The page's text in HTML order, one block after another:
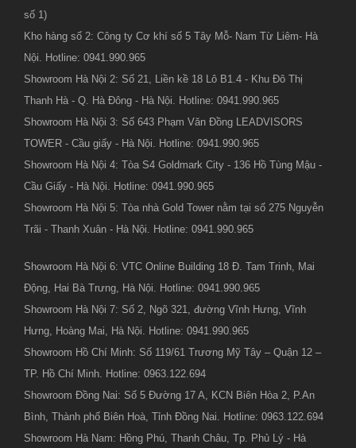
số 1)
Kho hàng số 2: Công ty Cơ khí số 5 Tây Mỗ- Nam Từ Liêm- Hà
Nội. Hotline: 0941.990.965
Showroom Hà Nội 2: Số 21, Liền kề 18 Lô B1.4 - Khu Đô Thị
Thanh Hà - Q. Hà Đông - Hà Nội. Hotline: 0941.990.965
Showroom Hà Nội 3: Số 643 Phạm Văn Đồng LEADVISORS
TOWER - Cầu giấy - Hà Nội. Hotline: 0941.990.965
Showroom Hà Nội 4: Tòa S4 Goldmark City - 136 Hồ Tùng Mậu -
Cầu Giấy - Hà Nội. Hotline: 0941.990.965
Showroom Hà Nội 5: Tòa nhà Gold Tower nằm tại số 275 Nguyễn
Trãi - Thanh Xuân - Hà Nội. Hotline: 0941.990.965
Showroom Hà Nội 6: VTC Online Building 18 Đ. Tam Trinh, Mai
Động, Hai Bà Trưng, Hà Nội. Hotline: 0941.990.965
Showroom Hà Nội 7: Số 2, Ngõ 321, đường Vĩnh Hưng, Vĩnh
Hưng, Hoàng Mai, Hà Nội. Hotline: 0941.990.965
Showroom Hồ Chí Minh: Số 119/61 Trương Mỹ Tây – Quận 12 –
TP. Hồ Chí Minh. Hotline: 0963.122.694
Showroom Đồng Nai: Số 5 Đường 17 A, KCN Biên Hòa 2, P.An
Bình, Thành phố Biên Hoà, Tỉnh Đồng Nai. Hotline: 0963.122.694
Showroom Hà Nam: Hồng Phú, Thanh Châu, Tp. Phủ Lý - Hà